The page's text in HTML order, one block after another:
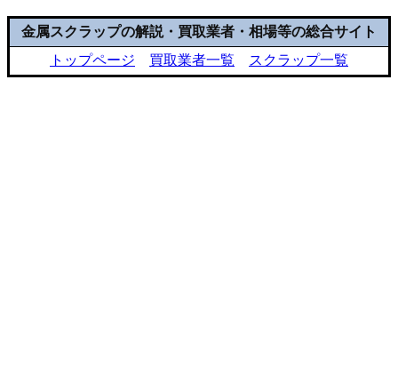
金属スクラップの解説・買取業者・相場等の総合サイト
トップページ
買取業者一覧 スクラップ一覧